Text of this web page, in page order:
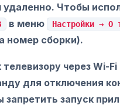
Чтобы
в меню
Настройки → О
номер сборки).
через Wi-
для отключения
запретить запуск